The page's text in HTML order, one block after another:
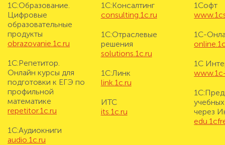
1С:Образование.
Цифровые
образовательные
продукты
obrazovanie.1c.ru
1С:Репетитор.
Онлайн курсы для
подготовки к ЕГЭ по
профильной
математике
repetitor.1c.ru
1С:Аудиокниги
audio.1c.ru
1С:Консалтинг
consulting.1c.ru
1С:Отраслевые
решения
solutions.1c.ru
1С:Линк
link.1c.ru
ИТС
its.1c.ru
1Софт
1С-
1С
через